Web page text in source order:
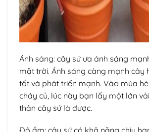
Ánh sáng: cây sứ ưa ánh sáng
mặt trời. Ánh sáng càng mạnh cây
tốt và phát triển mạnh. Vào mùa
cháy củ, lúc này bạn lấy một lớn
thân cây sứ là được.